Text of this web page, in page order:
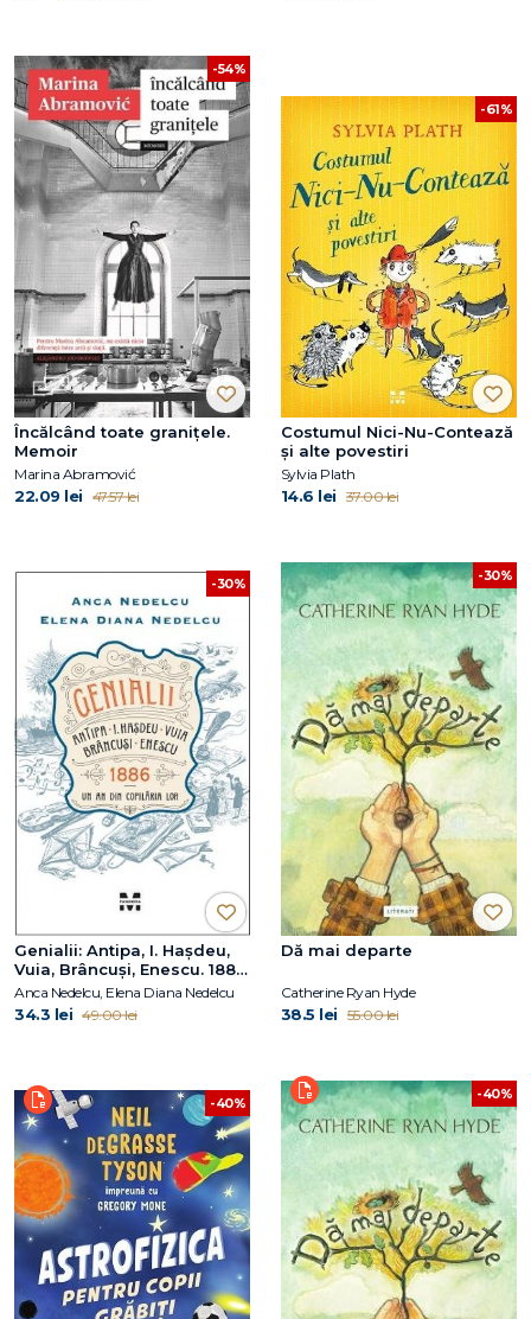
-54%
Încălcând toate graniţele.
Memoir
Marina Abramović
22.09 lei 47.57 lei
-61%
Costumul Nici-Nu-Contează
și alte povestiri
Sylvia Plath
14.6 lei 37.00 lei
-30%
Genialii: Antipa, I. Hașdeu,
Vuia, Brâncuși, Enescu. 1886
– Un an din copilăria lor
Anca Nedelcu, Elena Diana Nedelcu
34.3 lei 49.00 lei
-30%
Dă mai departe
Catherine Ryan Hyde
38.5 lei 55.00 lei
-40%
-40%